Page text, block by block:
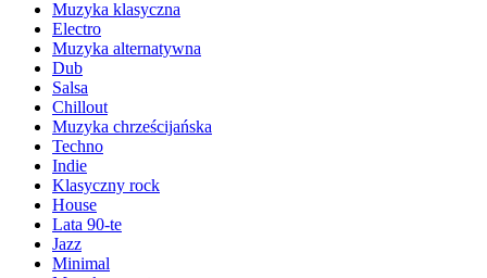
Muzyka klasyczna
Electro
Muzyka alternatywna
Dub
Salsa
Chillout
Muzyka chrześcijańska
Techno
Indie
Klasyczny rock
House
Lata 90-te
Jazz
Minimal